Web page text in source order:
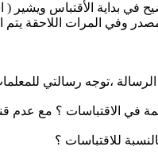
في بداية الأقتباس
وفي المرات اللاحقة يتم
،توجه رسالتي
في الاقتباسات ؟ مع عدم
للاقتباسات ؟